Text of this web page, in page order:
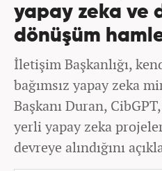
yapay zeka ve
dönüşüm
İletişim Başkanlığı,
bağımsız yapay zeka
Başkanı Duran,
yerli yapay zeka
devreye alındığını